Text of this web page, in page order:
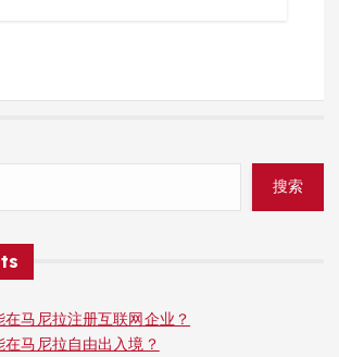
搜索
马尼拉注册互联网企业？
马尼拉自由出入境？